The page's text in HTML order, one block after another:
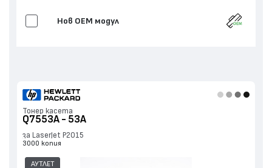
Нов ОЕМ модул
Тонер касета
Q7553A - 53A
за LaserJet P2015
3000 копия
АУТЛЕТ